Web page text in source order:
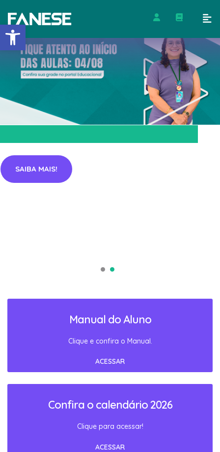
Barra de Ferramentas
SAIBA MAIS!
Manual do Aluno
Clique e confira o Manual.
ACESSAR
Confira o calendário 2026
Clique para acessar!
ACESSAR